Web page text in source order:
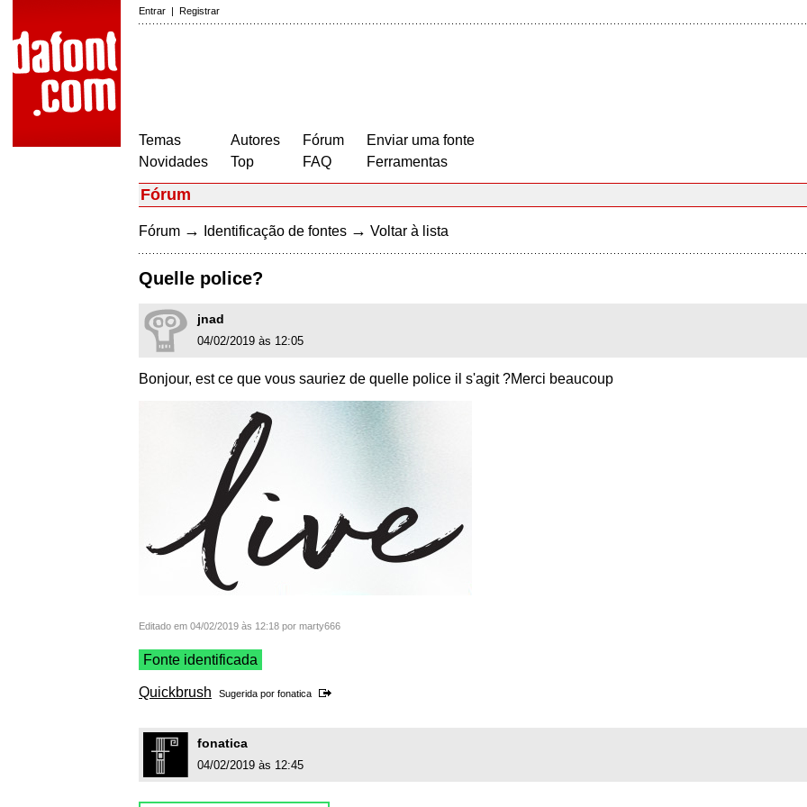
Entrar | Registrar
Temas
Novidades
Autores
Top
Fórum
FAQ
Enviar uma fonte
Ferramentas
Fórum
Fórum → Identificação de fontes → Voltar à lista
Quelle police?
jnad
04/02/2019 às 12:05
Bonjour, est ce que vous sauriez de quelle police il s'agit ?Merci beaucoup
Editado em 04/02/2019 às 12:18 por marty666
Fonte identificada
Quickbrush Sugerida por fonatica
fonatica
04/02/2019 às 12:45